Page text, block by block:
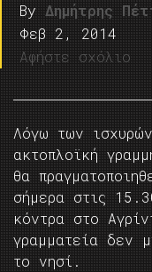
By Δημήτρης
Φεβ 2, 2014
Αφήστε σχόλιο
Λόγω των
ακτοπλοϊκή
θα
σήμερα στις
κόντρα στο
γραμματεία δεν
το νησί.